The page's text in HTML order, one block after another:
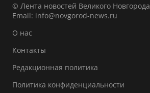
© Лента новостей Великого Новгорода
Email: info@novgorod-news.ru
О нас
Контакты
Редакционная политика
Политика конфиденциальности